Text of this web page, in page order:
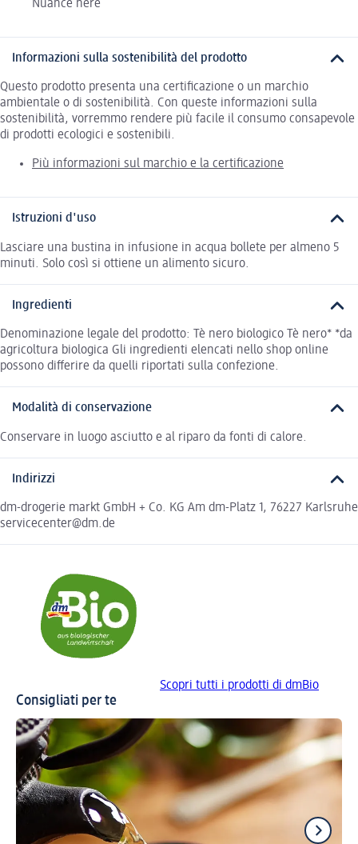
Nuance nere
Informazioni sulla sostenibilità del prodotto
Questo prodotto presenta una certificazione o un marchio
ambientale o di sostenibilità. Con queste informazioni sulla
sostenibilità, vorremmo rendere più facile il consumo consapevole
di prodotti ecologici e sostenibili.
Più informazioni sul marchio e la certificazione
Istruzioni d'uso
Lasciare una bustina in infusione in acqua bollete per almeno 5
minuti. Solo così si ottiene un alimento sicuro.
Ingredienti
Denominazione legale del prodotto: Tè nero biologico Tè nero* *da
agricoltura biologica Gli ingredienti elencati nello shop online
possono differire da quelli riportati sulla confezione.
Modalità di conservazione
Conservare in luogo asciutto e al riparo da fonti di calore.
Indirizzi
dm-drogerie markt GmbH + Co. KG Am dm-Platz 1, 76227 Karlsruhe
servicecenter@dm.de
Scopri tutti i prodotti di dmBio
Consigliati per te